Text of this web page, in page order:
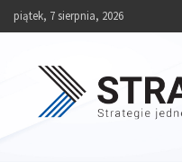
Skippiątek, 7 sierpnia, 2026